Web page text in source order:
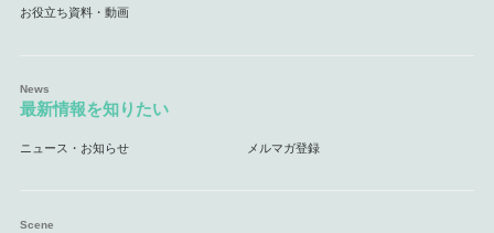
お役立ち資料・動画
最新情報を知りたい
ニュース・お知らせ メルマガ登録